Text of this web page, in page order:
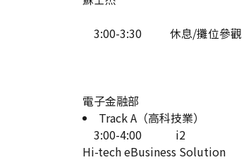
i2業務顧
3:00-3:30 休息/攤位參
i2
HP台
E.Sun
電子金融部
Track A（高科技業）
3:00-4:00 i2
Hi-tech eBusiness Solution